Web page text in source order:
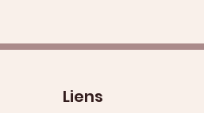
Liens